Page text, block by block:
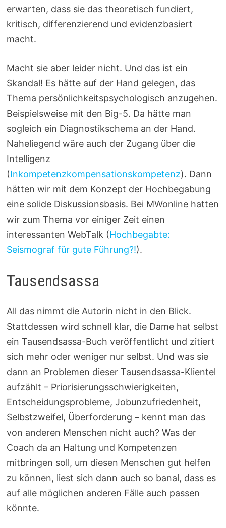
erwarten, dass sie das theoretisch fundiert,
kritisch, differenzierend und evidenzbasiert
macht.
Macht sie aber leider nicht. Und das ist ein
Skandal! Es hätte auf der Hand gelegen, das
Thema persönlichkeitspsychologisch anzugehen.
Beispielsweise mit den Big-5. Da hätte man
sogleich ein Diagnostikschema an der Hand.
Naheliegend wäre auch der Zugang über die
Intelligenz
(Inkompetenzkompensationskompetenz). Dann
hätten wir mit dem Konzept der Hochbegabung
eine solide Diskussionsbasis. Bei MWonline hatten
wir zum Thema vor einiger Zeit einen
interessanten WebTalk (Hochbegabte:
Seismograf für gute Führung?!).
Tausendsassa
All das nimmt die Autorin nicht in den Blick.
Stattdessen wird schnell klar, die Dame hat selbst
ein Tausendsassa-Buch veröffentlicht und zitiert
sich mehr oder weniger nur selbst. Und was sie
dann an Problemen dieser Tausendsassa-Klientel
aufzählt – Priorisierungsschwierigkeiten,
Entscheidungsprobleme, Jobunzufriedenheit,
Selbstzweifel, Überforderung – kennt man das
von anderen Menschen nicht auch? Was der
Coach da an Haltung und Kompetenzen
mitbringen soll, um diesen Menschen gut helfen
zu können, liest sich dann auch so banal, dass es
auf alle möglichen anderen Fälle auch passen
könnte.